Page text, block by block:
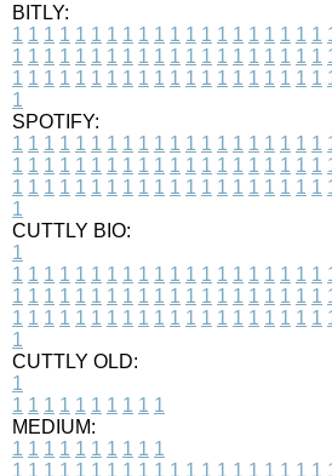
BITLY:
1 1 1 1 1 1 1 1 1 1 1 1 1 1 1 1 1 1 1 1
1 1 1 1 1 1 1 1 1 1 1 1 1 1 1 1 1 1 1 1
1 1 1 1 1 1 1 1 1 1 1 1 1 1 1 1 1 1 1 1
1
SPOTIFY:
1 1 1 1 1 1 1 1 1 1 1 1 1 1 1 1 1 1 1 1
1 1 1 1 1 1 1 1 1 1 1 1 1 1 1 1 1 1 1 1
1 1 1 1 1 1 1 1 1 1 1 1 1 1 1 1 1 1 1 1
1
CUTTLY BIO:
1
1 1 1 1 1 1 1 1 1 1 1 1 1 1 1 1 1 1 1 1
1 1 1 1 1 1 1 1 1 1 1 1 1 1 1 1 1 1 1 1
1 1 1 1 1 1 1 1 1 1 1 1 1 1 1 1 1 1 1 1
1
CUTTLY OLD:
1
1 1 1 1 1 1 1 1 1 1
MEDIUM:
1 1 1 1 1 1 1 1 1 1
1 1 1 1 1 1 1 1 1 1 1 1 1 1 1 1 1 1 1 1